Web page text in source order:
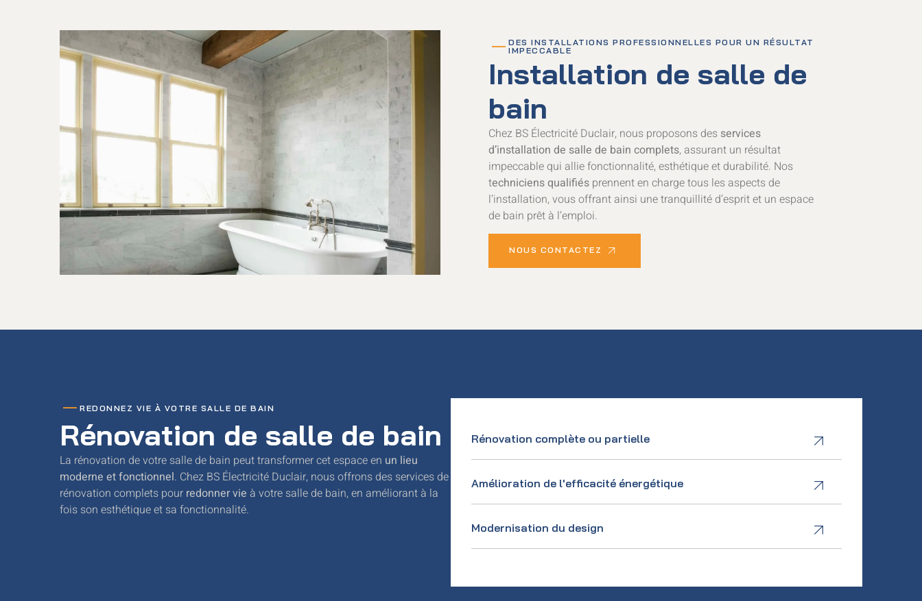
DES INSTALLATIONS PROFESSIONNELLES POUR UN RÉSULTAT
IMPECCABLE
Installation de salle de
bain
Chez BS Électricité Duclair, nous proposons des services
d’installation de salle de bain complets, assurant un résultat
impeccable qui allie fonctionnalité, esthétique et durabilité. Nos
techniciens qualifiés prennent en charge tous les aspects de
l’installation, vous offrant ainsi une tranquillité d’esprit et un espace
de bain prêt à l’emploi.
NOUS CONTACTEZ
REDONNEZ VIE À VOTRE SALLE DE BAIN
Rénovation de salle de bain
La rénovation de votre salle de bain peut transformer cet espace en un lieu
moderne et fonctionnel. Chez BS Électricité Duclair, nous offrons des services de
rénovation complets pour redonner vie à votre salle de bain, en améliorant à la
fois son esthétique et sa fonctionnalité.
Rénovation complète ou partielle
Amélioration de l'efficacité énergétique
Modernisation du design